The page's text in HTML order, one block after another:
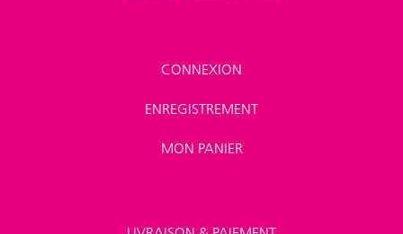
CONNEXION
ENREGISTREMENT
MON PANIER